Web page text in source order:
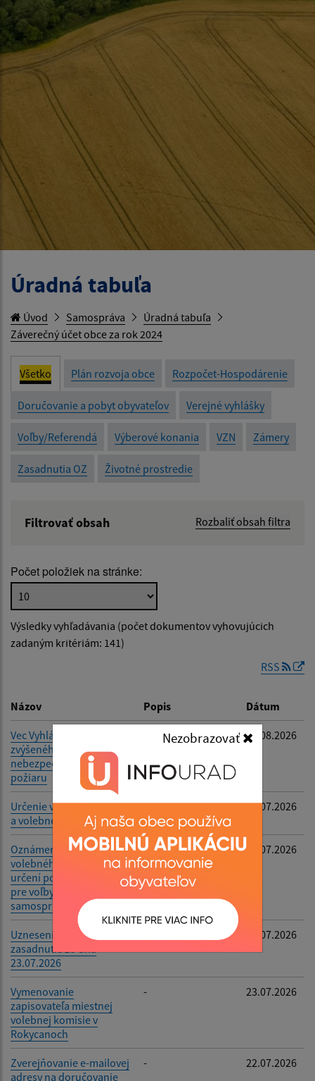
Nezobrazovať
Úradná tabuľa
Úvod Samospráva
Úradná tabuľa
Záverečný účet obce za rok 2024
Všetko Plán rozvoja obce Rozpočet-Hospodárenie
Doručovanie a pobyt obyvateľov Verejné vyhlášky
Voľby/Referendá Výberové konania VZN Zámery
Zasadnutia OZ Životné prostredie
Filtrovať obsah Rozbaliť obsah filtra
Popis:
Dátum zverejnenia od:
Filtrovať
Počet položiek na stránke:
Výsledky vyhľadávania (počet dokumentov vyhovujúcich
zadaným kritériám: 141)
RSS
Názov Popis Dátum
Vec Vyhlásenie času
zvýšeného
nebezpečenstva vzniku
požiaru
04.08.2026
Určenie volebné okrsku
a volebnej miestnosti
- 24.07.2026
Oznámenie o utvorení
volebného obvodu a o
určení počtu poslancov
pre voľby do orgánov
samosprávy obcí
- 23.07.2026
Uznesenia zo XXII.
zasadnutia zo dňa
23.07.2026
23.07.2026
Vymenovanie
zapisovateľa miestnej
volebnej komisie v
Rokycanoch
- 23.07.2026
Zverejňovanie e-mailovej
adresy na doručovanie
- 22.07.2026